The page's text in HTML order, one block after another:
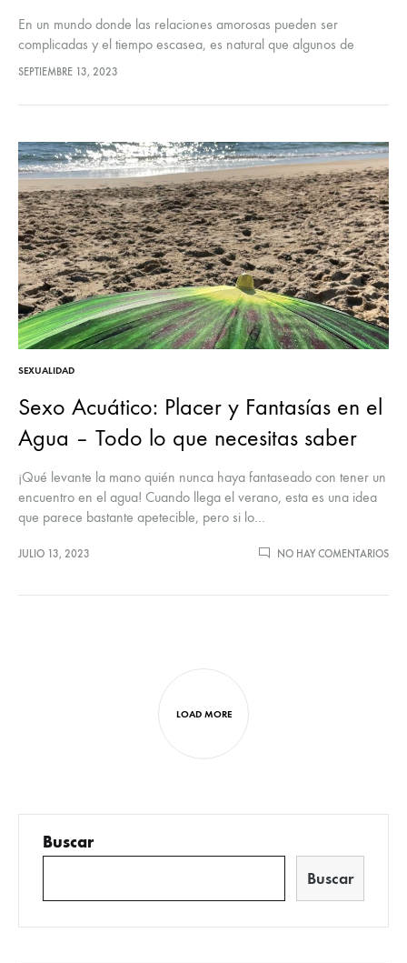
En un mundo donde las relaciones amorosas pueden ser
complicadas y el tiempo escasea, es natural que algunos de
nosotros optemos por una solución menos tradicional: los amigos
SEPTIEMBRE 13, 2023
SEXUALIDAD
Sexo Acuático: Placer y Fantasías en el
Agua – Todo lo que necesitas saber
¡Qué levante la mano quién nunca haya fantaseado con tener un
encuentro en el agua! Cuando llega el verano, esta es una idea
que parece bastante apetecible, pero si lo…
JULIO 13, 2023 NO HAY COMENTARIOS
LOAD MORE
Buscar
Buscar